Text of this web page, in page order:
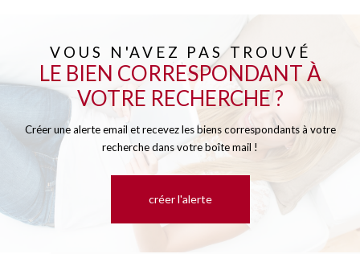
VOUS N'AVEZ PAS TROUVÉ
LE BIEN CORRESPONDANT À
VOTRE RECHERCHE ?
Créer une alerte email et recevez les biens correspondants à votre
recherche dans votre boîte mail !
créer l'alerte